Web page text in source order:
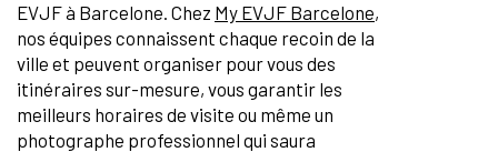
EVJF à Barcelone. Chez My EVJF Barcelone,
nos équipes connaissent chaque recoin de la
ville et peuvent organiser pour vous des
itinéraires sur-mesure, vous garantir les
meilleurs horaires de visite ou même un
photographe professionnel qui saura